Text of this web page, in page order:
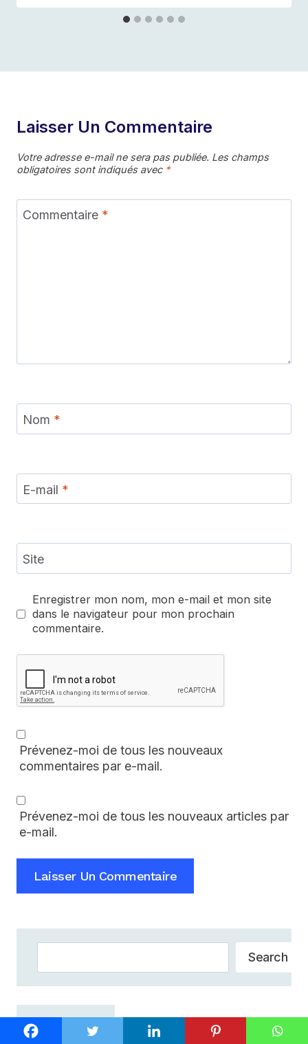
Laisser Un Commentaire
Votre adresse e-mail ne sera pas publiée. Les champs
obligatoires sont indiqués avec *
Commentaire *
Nom *
E-mail *
Site
Enregistrer mon nom, mon e-mail et mon site
dans le navigateur pour mon prochain
commentaire.
Prévenez-moi de tous les nouveaux
commentaires par e-mail.
Prévenez-moi de tous les nouveaux articles par
e-mail.
Search
Productivity Leadership